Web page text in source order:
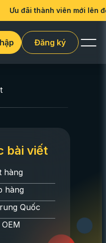
viên mới lên đến 50%
Đăng ký
bài viết
hàng
hàng
Quốc